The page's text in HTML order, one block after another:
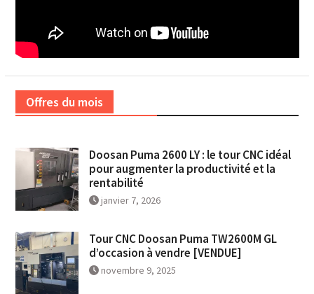
Offres du mois
Doosan Puma 2600 LY : le tour CNC idéal
pour augmenter la productivité et la
rentabilité
janvier 7, 2026
Tour CNC Doosan Puma TW2600M GL
d’occasion à vendre [VENDUE]
novembre 9, 2025